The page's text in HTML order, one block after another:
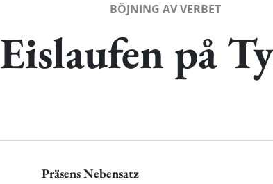
BÖJNING AV VERBET
Eislaufen på
Präsens Nebensatz